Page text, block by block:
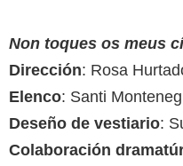
Non toques os meus
Dirección: Rosa
Elenco: Santi
Deseño de vestiario:
Colaboración